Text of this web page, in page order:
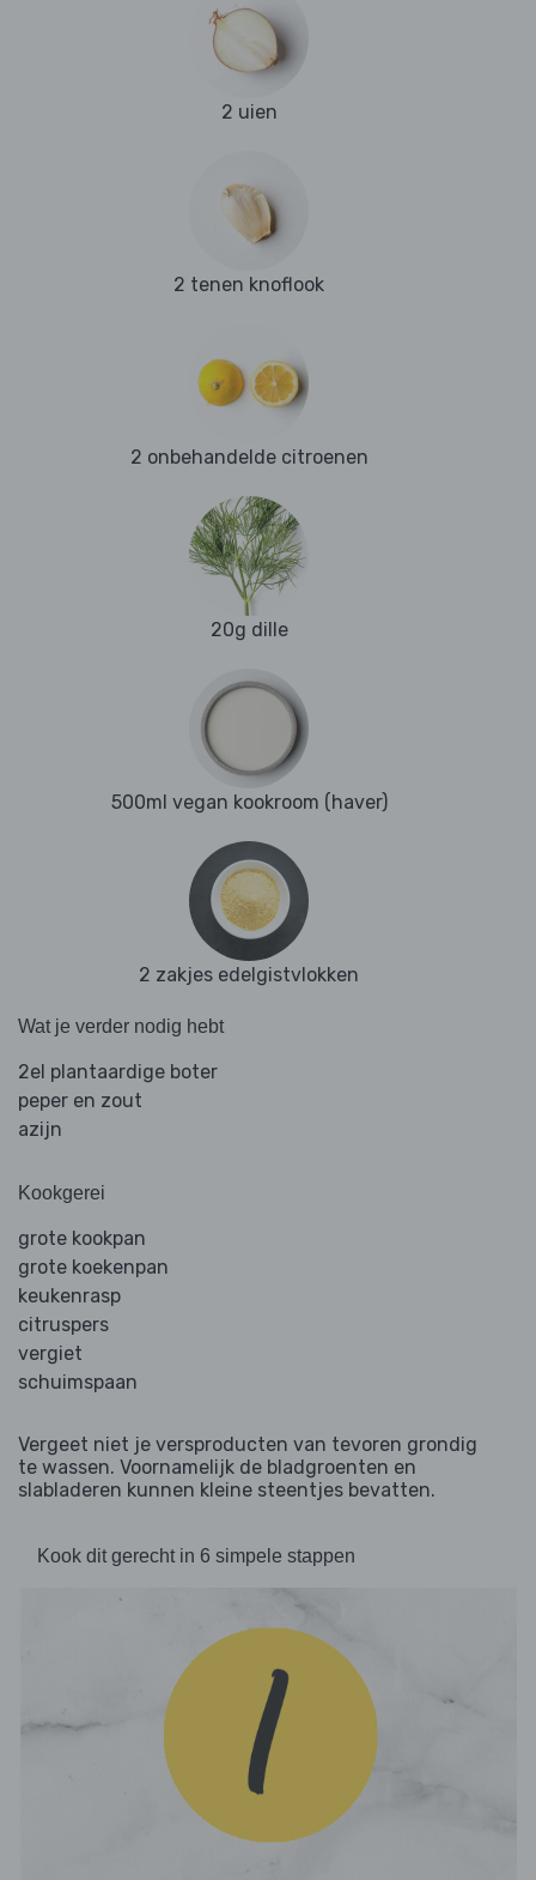
2 uien
2 tenen knoflook
2 onbehandelde citroenen
20g dille
500ml vegan kookroom (haver)
2 zakjes edelgistvlokken
Wat je verder nodig hebt
2el plantaardige boter
peper en zout
azijn
Kookgerei
grote kookpan
grote koekenpan
keukenrasp
citruspers
vergiet
schuimspaan
Vergeet niet je versproducten van tevoren grondig
te wassen. Voornamelijk de bladgroenten en
slabladeren kunnen kleine steentjes bevatten.
Kook dit gerecht in 6 simpele stappen